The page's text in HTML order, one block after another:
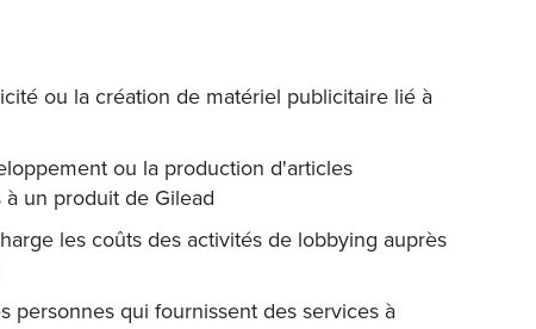
ou la création de matériel publicitaire lié à
ou la production d'articles
un produit de Gilead
les coûts des activités de lobbying auprès
personnes qui fournissent des services à